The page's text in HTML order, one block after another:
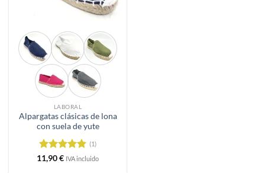
LABORAL
Alpargatas clásicas de lona
con suela de yute
Valorado
(1)
11,90€ IVA incluido